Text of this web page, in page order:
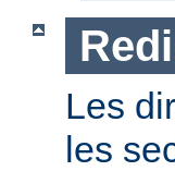
Les
les